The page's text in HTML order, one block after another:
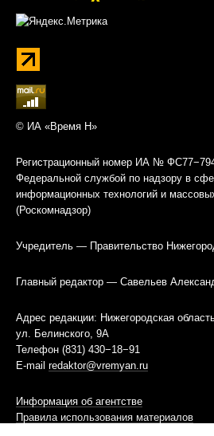
© ИА «Время Н»
Регистрационный номер ИА №
Федеральной службой по надзору в
информационных технологий и
(Роскомнадзор)
Учредитель — Правительство
Главный редактор — Савельев
Адрес редакции: Нижегородская
ул. Белинского, 9А
Телефон (831) 430−18−91
E-mail redaktor@vremyan.ru
Информация об агентстве
Правила использования материалов